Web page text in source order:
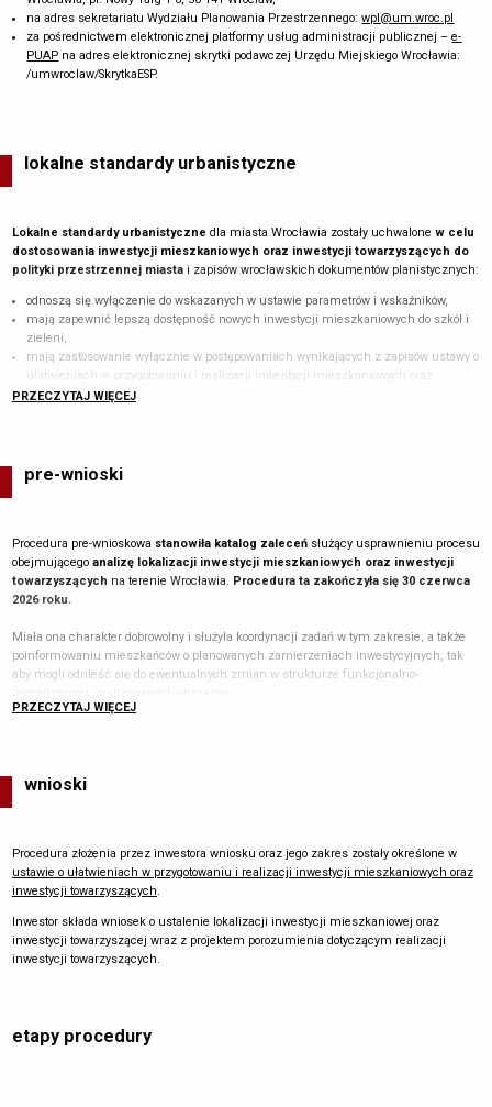
na adres sekretariatu Wydziału Planowania Przestrzennego:wpl@um.wroc.pl
za pośrednictwem elektronicznej platformy usług administracji publicznej –e-
PUAP na adres elektronicznej skrytki podawczej Urzędu Miejskiego Wrocławia:
/umwroclaw/SkrytkaESP.
lokalne standardy urbanistyczne
Lokalne standardy urbanistyczne dla miasta Wrocławia zostały uchwalone w celu
dostosowania inwestycji mieszkaniowych oraz inwestycji towarzyszących do
polityki przestrzennej miastai zapisów wrocławskich dokumentów planistycznych:
odnoszą się wyłączenie do wskazanych w ustawie parametrów i wskaźników,
mają zapewnić lepszą dostępność nowych inwestycji mieszkaniowych do szkół i
zieleni,
mają zastosowanie wyłącznie w postępowaniach wynikających z zapisów ustawy o
ułatwieniach w przygotowaniu i realizacji inwestycji mieszkaniowych oraz
inwestycji towarzyszących,
ODLEGŁOŚĆ OD SZKOŁY PODSTAWOWEJ
LICZBY MIESZKAŃCÓW INWESTYCJI
MIESZKANIOWEJ
10 %
ODLEGŁOŚĆ DO URZĄDZONYCH TERENÓW
POWIERZCHNI STANOWIĄCEJ CO NAJMNIEJ
ILOCZYN PLANOWANEJ LICZBY MIESZKAŃCÓW
ORAZ WSKAŹNIKA WYNOSZĄCEGO 4 M
2
750 M
MIESZKANIOWEJ
WYSOKOŚĆ ZABUDOWY JAK TA ISTNIEJĄCA
Miejskiej Wrocławia z dnia 17 października 2024 r.
PRZECZYTAJ WIĘCEJ
pre-wnioski
Procedura pre-wnioskowa stanowiła katalog zaleceńsłużący usprawnieniu procesu
obejmującego analizę lokalizacji inwestycji mieszkaniowych oraz inwestycji
towarzyszących na terenie Wrocławia. Procedura ta zakończyła się 30 czerwca
2026 roku.
Miała ona charakter dobrowolny i służyła koordynacji zadań w tym zakresie, a także
poinformowaniu mieszkańców o planowanych zamierzeniach inwestycyjnych, tak
aby mogli odnieść się do ewentualnych zmian w strukturze funkcjonalno-
Szczególny nacisk kładziony był na
dostępność komunikacyjna,
partycypacja społeczna,
zapewnienie wysokiej jakości życia i zamieszkiwania,
architektonicznych
Postępowanie poprzedzające złożenie wniosku nie zwalniało inwestora z obowiązku
Zarządzenie dotyczące procedury pre-wnioskowej
PRZECZYTAJ WIĘCEJ
wnioski
Procedura złożenia przez inwestora wniosku oraz jego zakres zostały określone w
ustawie o ułatwieniach w przygotowaniu i realizacji inwestycji mieszkaniowych oraz
inwestycji towarzyszących.
Inwestor składa wniosek o ustalenie lokalizacji inwestycji mieszkaniowej oraz
inwestycji towarzyszącej wraz z projektem porozumienia dotyczącym realizacji
inwestycji towarzyszących.
etapy procedury